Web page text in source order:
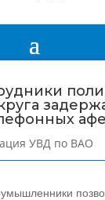
УВД по ВАО